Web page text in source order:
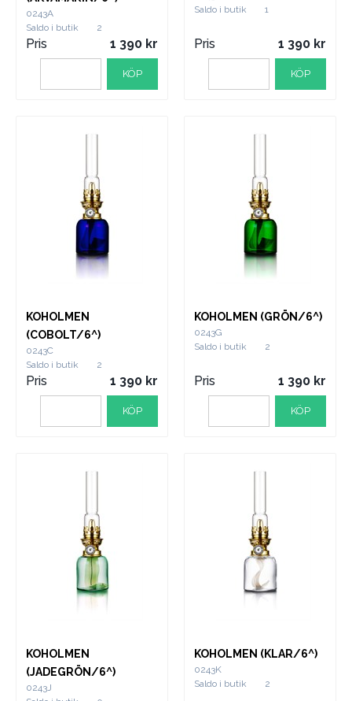
0243A
Saldo i butik
2
Pris 1 390
KÖP
Saldo i butik
1
Pris 1 390
KÖP
KOHOLMEN
(COBOLT/6^)
0243C
Saldo i butik
2
Pris 1 390
KÖP
KOHOLMEN (GRÖN/6^)
0243G
Saldo i butik
2
Pris 1 390
KÖP
KOHOLMEN
(JADEGRÖN/6^)
0243J
KOHOLMEN (KLAR/6^)
0243K
Saldo i butik
2